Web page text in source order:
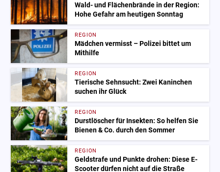
Wald- und Flächenbrände in der Region:
Hohe Gefahr am heutigen Sonntag
REGION
Mädchen vermisst – Polizei bittet um
Mithilfe
REGION
Tierische Sehnsucht: Zwei Kaninchen
suchen ihr Glück
REGION
Durstlöscher für Insekten: So helfen Sie
Bienen & Co. durch den Sommer
REGION
Geldstrafe und Punkte drohen: Diese E-
Scooter dürfen nicht auf die Straße